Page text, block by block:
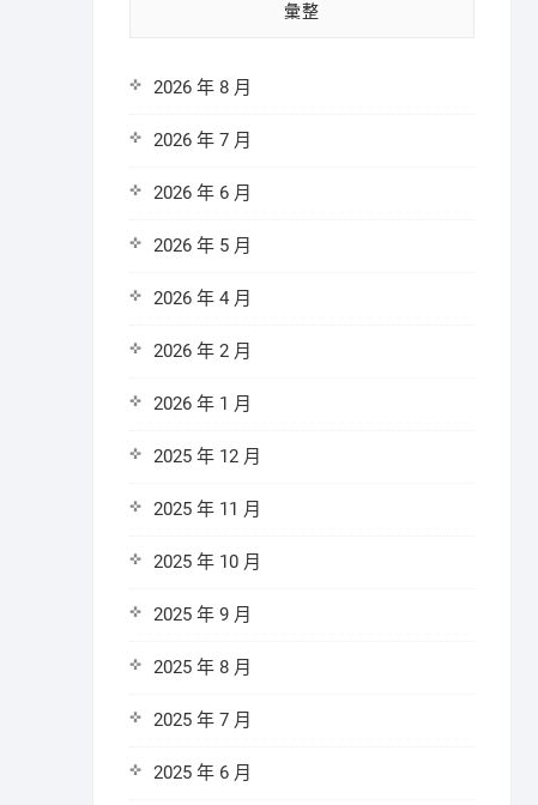
彙整
2026 年 8 月
2026 年 7 月
2026 年 6 月
2026 年 5 月
2026 年 4 月
2026 年 2 月
2026 年 1 月
2025 年 12 月
2025 年 11 月
2025 年 10 月
2025 年 9 月
2025 年 8 月
2025 年 7 月
2025 年 6 月